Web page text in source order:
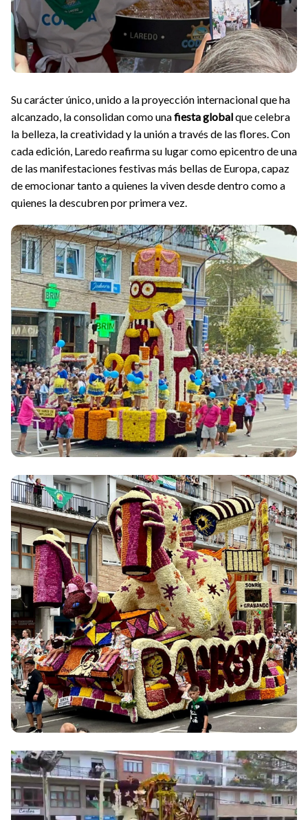
Su carácter único, unido a la proyección internacional que ha
alcanzado, la consolidan como unafiesta globalque celebra
la belleza, la creatividad y la unión a través de las flores. Con
cada edición, Laredo reafirma su lugar como epicentro de una
de las manifestaciones festivas más bellas de Europa, capaz
de emocionar tanto a quienes la viven desde dentro como a
quienes la descubren por primera vez.